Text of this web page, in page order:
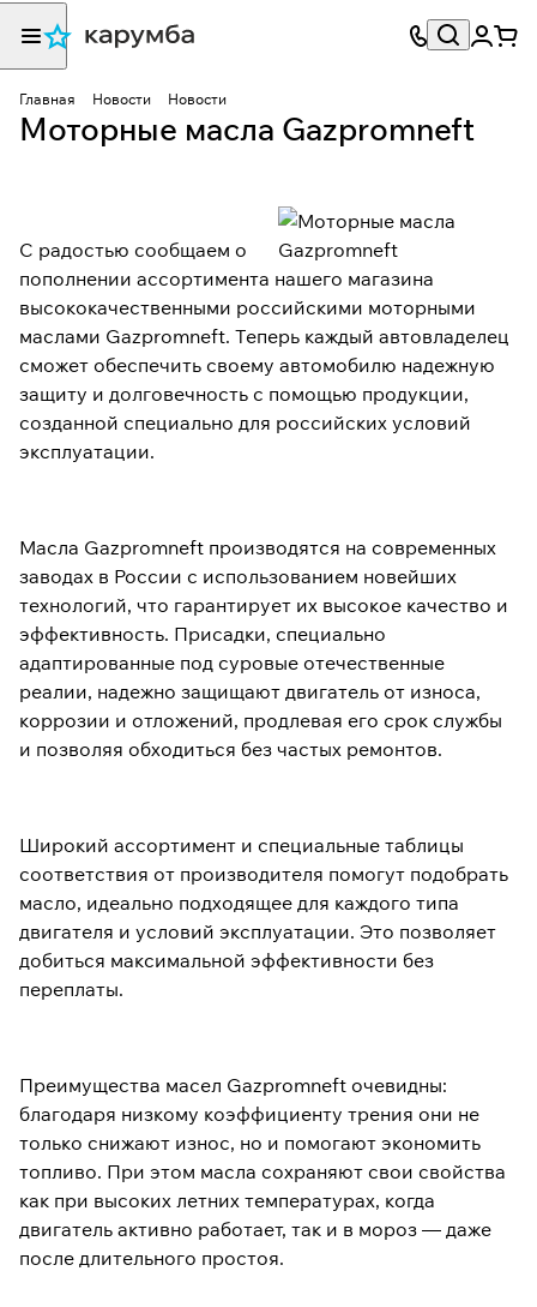
Главная Новости Новости
Моторные масла Gazpromneft
С радостью сообщаем о
пополнении ассортимента нашего магазина
высококачественными российскими моторными
маслами Gazpromneft. Теперь каждый автовладелец
сможет обеспечить своему автомобилю надежную
защиту и долговечность с помощью продукции,
созданной специально для российских условий
эксплуатации.
Масла Gazpromneft производятся на современных
заводах в России с использованием новейших
технологий, что гарантирует их высокое качество и
эффективность. Присадки, специально
адаптированные под суровые отечественные
реалии, надежно защищают двигатель от износа,
коррозии и отложений, продлевая его срок службы
и позволяя обходиться без частых ремонтов.
Широкий ассортимент и специальные таблицы
соответствия от производителя помогут подобрать
масло, идеально подходящее для каждого типа
двигателя и условий эксплуатации. Это позволяет
добиться максимальной эффективности без
переплаты.
Преимущества масел Gazpromneft очевидны:
благодаря низкому коэффициенту трения они не
только снижают износ, но и помогают экономить
топливо. При этом масла сохраняют свои свойства
как при высоких летних температурах, когда
двигатель активно работает, так и в мороз — даже
после длительного простоя.